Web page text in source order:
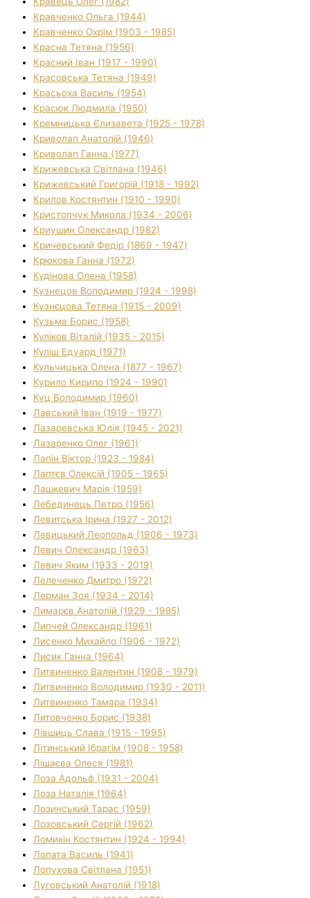
Кравченко Ольга (1944)
Кравченко Охрім (1903 - 1985)
Красна Тетяна (1956)
Красний Іван (1917 - 1990)
Красовська Тетяна (1949)
Красьоха Василь (1954)
Красюк Людмила (1950)
Кремницька Єлизавета (1925 - 1978)
Криволап Анатолій (1946)
Криволап Ганна (1977)
Крижевська Світлана (1946)
Крижевський Григорій (1918 - 1992)
Крилов Костянтин (1910 - 1990)
Кристопчук Микола (1934 - 2006)
Криушин Олександр (1982)
Кричевський Федір (1869 - 1947)
Крюкова Ганна (1972)
Кудінова Олена (1958)
Кузнецов Володимир (1924 - 1998)
Кузнєцова Тетяна (1915 - 2009)
Кузьма Борис (1958)
Куліков Віталій (1935 - 2015)
Куліш Едуард (1971)
Кульчицька Олена (1877 - 1967)
Курило Кирило (1924 - 1990)
Куц Володимир (1960)
Лавський Іван (1919 - 1977)
Лазаревська Юлія (1945 - 2021)
Лазаренко Олег (1961)
Лапін Віктор (1923 - 1984)
Лаптєв Олексій (1905 - 1965)
Лашкевич Марія (1959)
Лебединець Петро (1956)
Левитська Ірина (1927 - 2012)
Левицький Леопольд (1906 - 1973)
Левич Олександр (1963)
Левич Яким (1933 - 2019)
Лелеченко Дмитро (1972)
Лерман Зоя (1934 - 2014)
Лимарєв Анатолій (1929 - 1985)
Липчей Олександр (1961)
Лисенко Михайло (1906 - 1972)
Лисик Ганна (1964)
Литвиненко Валентин (1908 - 1979)
Литвиненко Володимир (1930 - 2011)
Литвиненко Тамара (1934)
Литовченко Борис (1938)
Лівшиць Слава (1915 - 1995)
Літинський Ібрагім (1908 - 1958)
Лішаєва Олеся (1981)
Лоза Адольф (1931 - 2004)
Лоза Наталія (1964)
Лозинський Тарас (1959)
Лозовський Сергій (1962)
Ломикін Костянтин (1924 - 1994)
Лопата Василь (1941)
Лопухова Світлана (1951)
Луговський Анатолій (1918)